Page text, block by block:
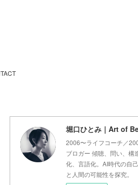
2006〜ライフコーチ／
ブロガー 傾聴、問い、構
化、言語化。AI時代の自
と人間の可能性を探究。